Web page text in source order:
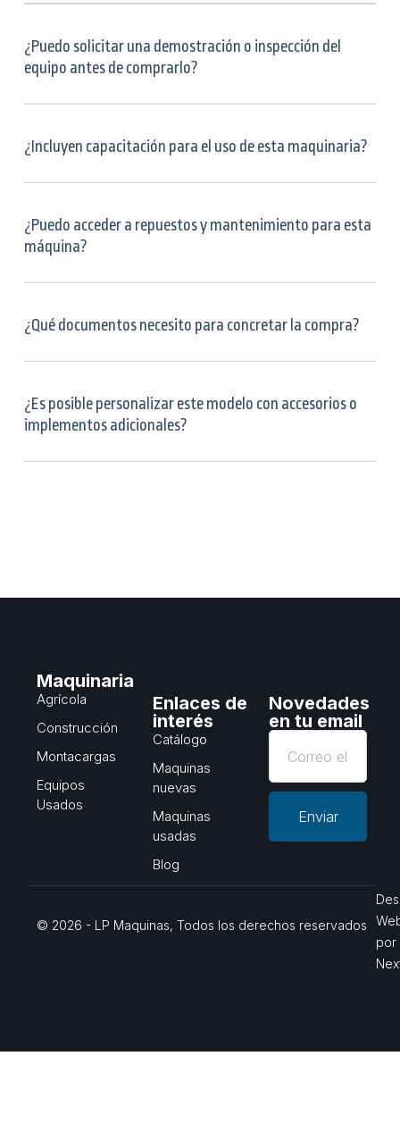
¿Puedo solicitar una demostración o inspección del
equipo antes de comprarlo?
¿Incluyen capacitación para el uso de esta maquinaria?
¿Puedo acceder a repuestos y mantenimiento para esta
máquina?
¿Qué documentos necesito para concretar la compra?
¿Es posible personalizar este modelo con accesorios o
implementos adicionales?
Maquinaria
Agrícola
Construcción
Montacargas
Equipos
Usados
Enlaces de
interés
Catálogo
Maquinas
nuevas
Maquinas
usadas
Blog
Novedades
en tu email
Enviar
© 2026 - LP Maquinas, Todos los derechos reservados
por